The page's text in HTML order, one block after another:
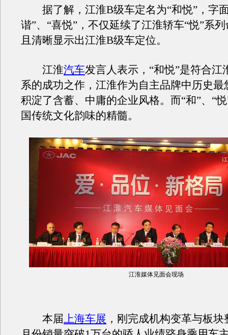
据了解，江淮B级车定名为“和悦”，字
谐”、“喜悦”，不仅延续了江淮轿车“悦”系
且清晰显示出江淮B级车定位。
江淮汽车发言人表示，“和悦”是符合江
系的成功之作，江淮作为自主品牌中历史最
积淀了含蓄、中庸的企业风格。而“和”、“
国传统文化韵味的精髓。
江淮媒体见面会现场
本届上海车展 ，刚完成机构变革与板